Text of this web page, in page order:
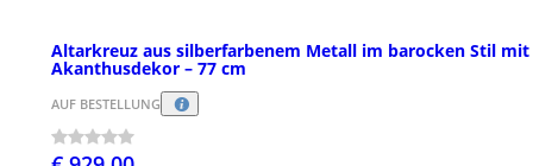
Altarkreuz aus silberfarbenem Metall im barocken Stil mit
Akanthusdekor – 77 cm
AUF BESTELLUNG